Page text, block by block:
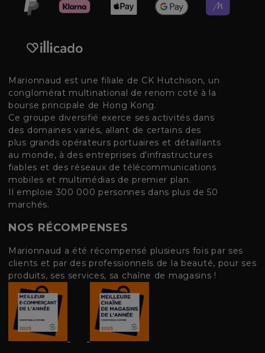
Marionnaud est une filiale de CK Hutchison, un
conglomérat multinational de renom coté à la
bourse principale de Hong Kong.
Ce groupe diversifié exerce ses activités dans
des domaines variés, allant de certains des
plus grands opérateurs portuaires et détaillants
au monde, à des entreprises d'infrastructures
fiables et des réseaux de télécommunications
mobiles et multimédias de premier plan.
Il emploie 300 000 personnes dans plus de 50
marchés.
NOS RÉCOMPENSES
Marionnaud a été récompensé plusieurs fois par ses
clients et par des professionnels de la beauté, pour ses
produits, ses services, sa chaîne de magasins !